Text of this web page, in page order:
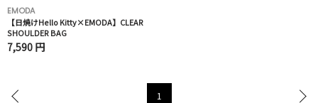
EMODA
【日焼けHello Kitty×EMODA】CLEAR
SHOULDER BAG
7,590 円
1